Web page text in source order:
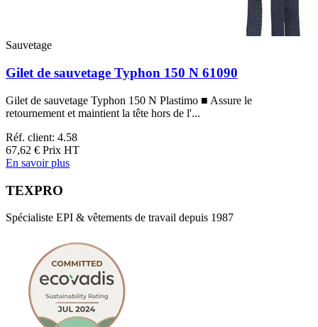
Sauvetage
Gilet de sauvetage Typhon 150 N 61090
Gilet de sauvetage Typhon 150 N Plastimo ■ Assure le
retournement et maintient la tête hors de l'...
Réf. client: 4.58
67,62 € Prix HT
En savoir plus
TEXPRO
Spécialiste EPI & vêtements de travail depuis 1987